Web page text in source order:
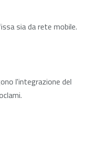
sia da rete mobile.
l'integrazione del